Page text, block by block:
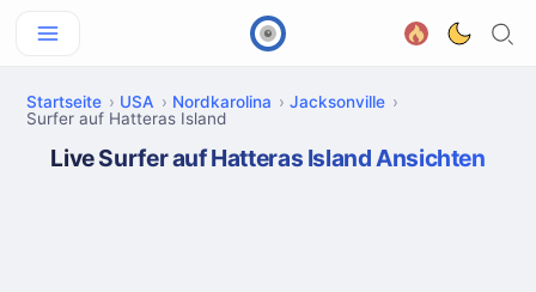
Startseite USA Nordkarolina
Jacksonville
Surfer auf Hatteras Island
Live Surfer auf Hatteras Island Ansichten